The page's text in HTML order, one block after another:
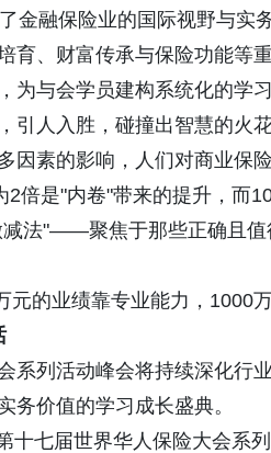
融保险业的国际视野与实
育、财富传承与保险功能等
为与会学员建构系统化的学习
人入胜，碰撞出智慧的火花
素的影响，人们对商业保险
是"内卷"带来的提升，而10
"——聚焦于那些正确且值
业绩靠专业能力，1000万
列活动峰会将持续深化行
务价值的学习成长盛典。
七届世界华人保险大会系列